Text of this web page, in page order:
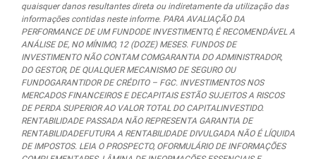
quaisquer danos resultantes direta ou indiretamente da utilização das
informações contidas neste informe. PARA AVALIAÇÃO DA
PERFORMANCE DE UM FUNDODE INVESTIMENTO, É RECOMENDÁVEL A
ANÁLISE DE, NO MÍNIMO, 12 (DOZE) MESES. FUNDOS DE
INVESTIMENTO NÃO CONTAM COMGARANTIA DO ADMINISTRADOR,
DO GESTOR, DE QUALQUER MECANISMO DE SEGURO OU
FUNDOGARANTIDOR DE CRÉDITO – FGC. INVESTIMENTOS NOS
MERCADOS FINANCEIROS E DECAPITAIS ESTÃO SUJEITOS A RISCOS
DE PERDA SUPERIOR AO VALOR TOTAL DO CAPITALINVESTIDO.
RENTABILIDADE PASSADA NÃO REPRESENTA GARANTIA DE
RENTABILIDADEFUTURA A RENTABILIDADE DIVULGADA NÃO É LÍQUIDA
DE IMPOSTOS. LEIA O PROSPECTO, OFORMULÁRIO DE INFORMAÇÕES